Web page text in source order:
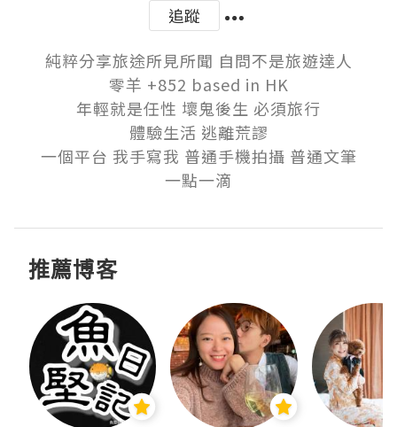
追蹤
純粹分享旅途所見所聞 自問不是旅遊達人
零羊 +852 based in HK
年輕就是任性 壞鬼後生 必須旅行
體驗生活 逃離荒謬
一個平台 我手寫我 普通手機拍攝 普通文筆
一點一滴
推薦博客